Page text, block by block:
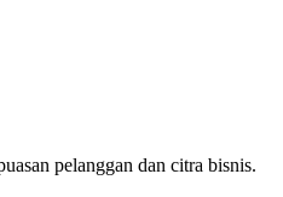
pelanggan dan citra bisnis.